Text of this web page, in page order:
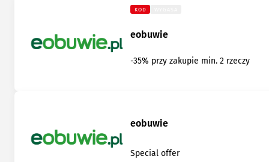
KOD
eobuwie
-35% przy zakupie min. 2 rzeczy
eobuwie
Special offer